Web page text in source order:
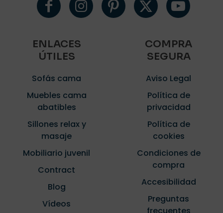
ENLACES
ÚTILES
Sofás cama
Muebles cama
abatibles
Sillones relax y
masaje
Mobiliario juvenil
Contract
Blog
Vídeos
COMPRA
SEGURA
Aviso Legal
Política de
privacidad
Política de
cookies
Condiciones de
compra
Accesibilidad
Preguntas